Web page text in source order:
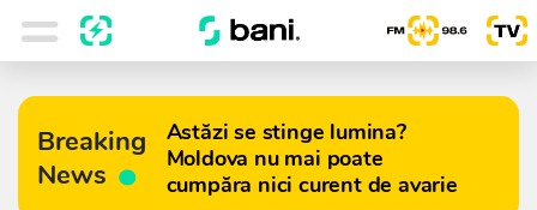
Breaking
News
Astăzi se stinge lumina?
Moldova nu mai poate
cumpăra nici curent de avarie